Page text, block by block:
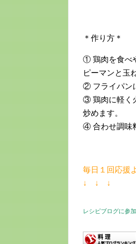
＊作り方＊
① 鶏肉を食べ
ピーマンと玉
② フライパン
③ 鶏肉に軽く
炒めます。
④ 合わせ調味
毎日１回応援
↓ ↓ ↓
レシピブログに参